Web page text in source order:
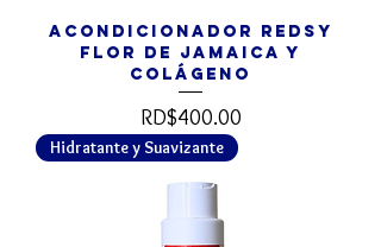
Acondicionador REDSY
Flor de Jamaica y
Colágeno
Precio
RD$400.00
Hidratante y Suavizante